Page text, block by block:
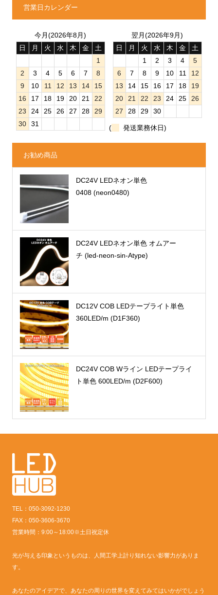
営業日カレンダー
今月(2026年8月)
日
月 火 水 木 金
土
1
2
3 4 5 6 7
8
9
10 11 12 13 14
15
16
17 18 19 20 21
22
23
24 25 26 27 28
29
30
31
翌月(2026年9月)
日
月 火 水 木 金
土
1
2 3 4
5
6
7 8 9 10 11
12
13
14 15 16 17 18
19
20
21 22 23 24 25
26
27
28 29 30
( 発送業務休日)
お勧め商品
DC24V LEDネオン単色
0408 (neon0480)
DC24V LEDネオン単色 オムアー
チ (led-neon-sin-Atype)
DC12V COB LEDテープライト単色
360LED/m (D1F360)
DC24V COB Wライン LEDテープライ
ト単色 600LED/m (D2F600)
TEL：050-3092-1230
FAX：050-3606-3670
営業時間：9:00～18:00※土日祝定休
光が与える印象というものは、人間工学上計り知れない影響力がありま
す。
あなたのアイデアで、あなたの周りの世界を変えてみてはいかがでしょう